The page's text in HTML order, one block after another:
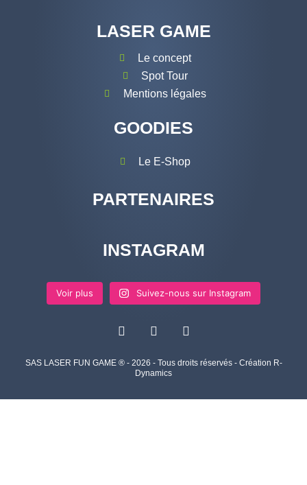
LASER GAME
Le concept
Spot Tour
Mentions légales
GOODIES
Le E-Shop
PARTENAIRES
INSTAGRAM
Voir plus Suivez-nous sur Instagram
SAS LASER FUN GAME ® - 2026 - Tous droits réservés - Création R-
Dynamics